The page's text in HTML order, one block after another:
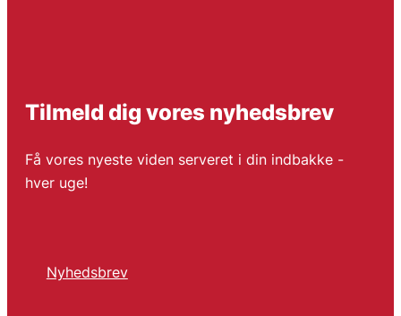
Tilmeld dig vores nyhedsbrev
Få vores nyeste viden serveret i din indbakke -
hver uge!
Nyhedsbrev